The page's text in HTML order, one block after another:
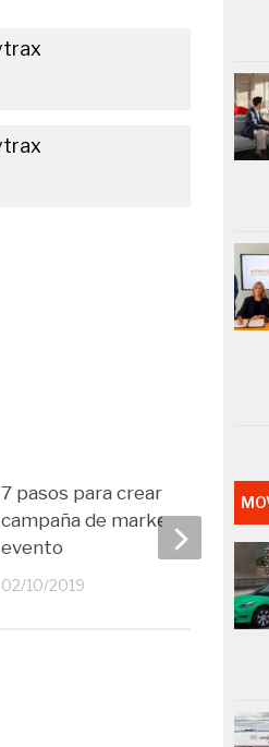
7 pasos para crear una exitosa
campaña de marketing para
evento
02/10/2019